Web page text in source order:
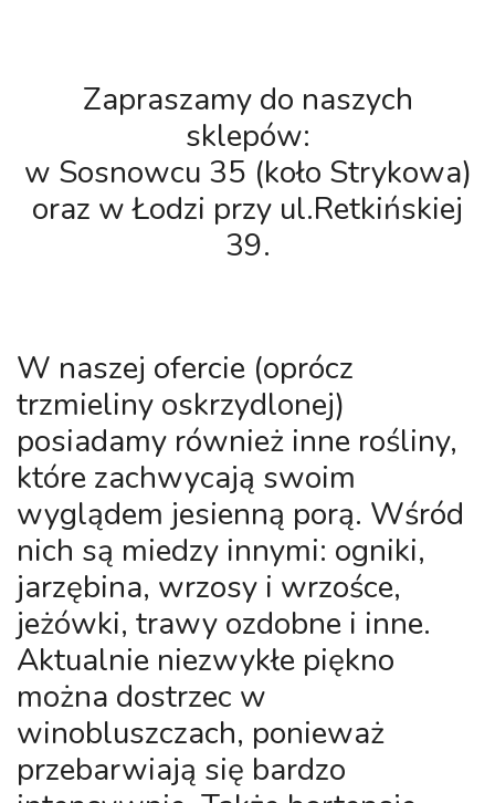
Zapraszamy do naszych
sklepów:
w Sosnowcu 35 (koło Strykowa)
oraz w Łodzi przy ul.Retkińskiej
39.
W naszej ofercie (oprócz
trzmieliny oskrzydlonej)
posiadamy również inne rośliny,
które zachwycają swoim
wyglądem jesienną porą. Wśród
nich są miedzy innymi: ogniki,
jarzębina, wrzosy i wrzośce,
jeżówki, trawy ozdobne i inne.
Aktualnie niezwykłe piękno
można dostrzec w
winobluszczach, ponieważ
przebarwiają się bardzo